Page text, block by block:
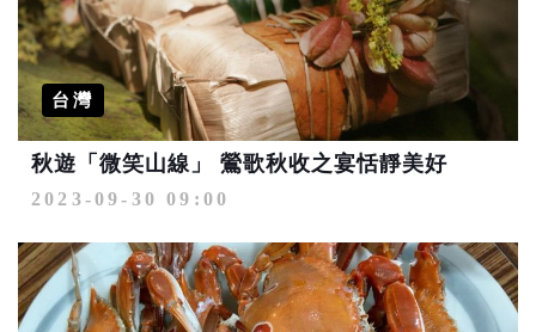
台灣
秋遊「微笑山線」 鶯歌秋收之宴恬靜美好
2023-09-30 09:00